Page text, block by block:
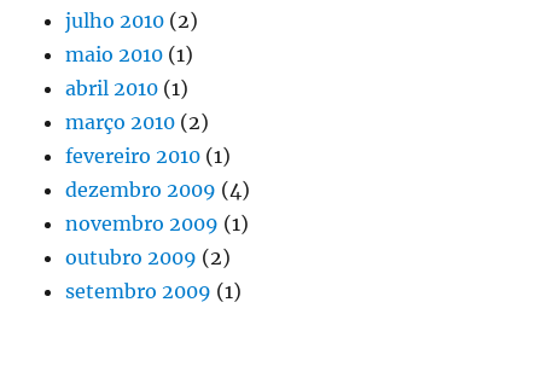
julho 2010 (2)
maio 2010 (1)
abril 2010 (1)
março 2010 (2)
fevereiro 2010 (1)
dezembro 2009 (4)
novembro 2009 (1)
outubro 2009 (2)
setembro 2009 (1)